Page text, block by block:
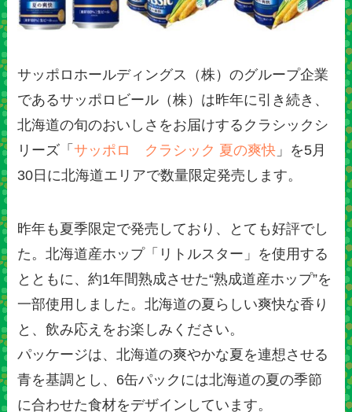
サッポロホールディングス（株）のグループ企業
であるサッポロビール（株）は昨年に引き続き、
北海道の旬のおいしさをお届けするクラシックシ
リーズ「サッポロ クラシック 夏の爽快 」を5月
30日に北海道エリアで数量限定発売します。
昨年も夏季限定で発売しており、とても好評でし
た。北海道産ホップ「リトルスター」を使用する
とともに、約1年間熟成させた“熟成道産ホップ”を
一部使用しました。北海道の夏らしい爽快な香り
と、飲み応えをお楽しみください。
パッケージは、北海道の爽やかな夏を連想させる
青を基調とし、6缶パックには北海道の夏の季節
に合わせた食材をデザインしています。